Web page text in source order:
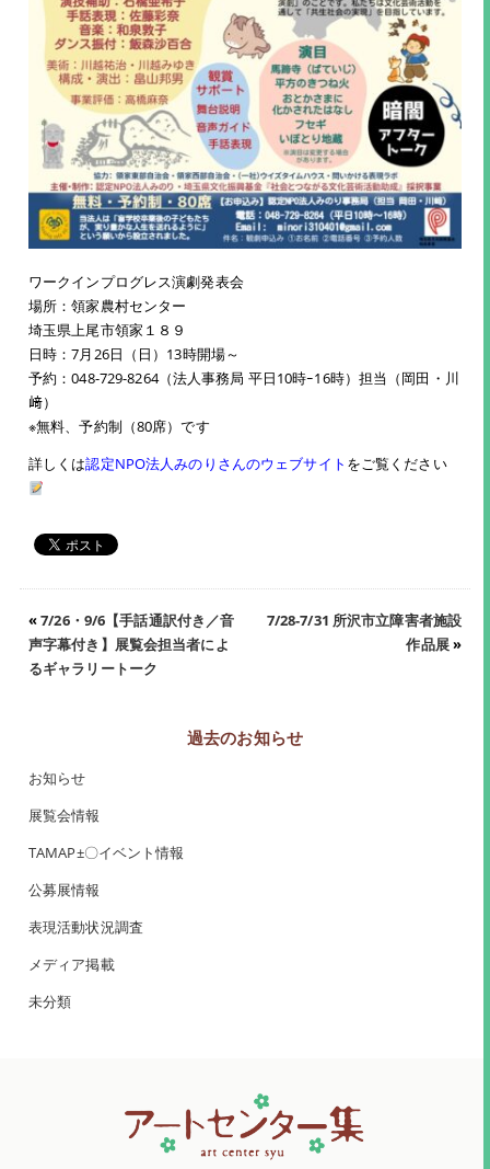
ワークインプログレス演劇発表会
場所：領家農村センター
埼玉県上尾市領家１８９
日時：7月26日（日）13時開場～
予約：048-729-8264（法人事務局 平日10時ｰ16時）担当（岡田・川
﨑）
※無料、予約制（80席）です
詳しくは認定NPO法人みのりさんのウェブサイト をご覧ください
«7/26・9/6【手話通訳付き／音
声字幕付き】展覧会担当者によ
るギャラリートーク
7/28-7/31 所沢市立障害者施設
作品展»
過去のお知らせ
お知らせ
展覧会情報
TAMAP±〇イベント情報
公募展情報
表現活動状況調査
メディア掲載
未分類